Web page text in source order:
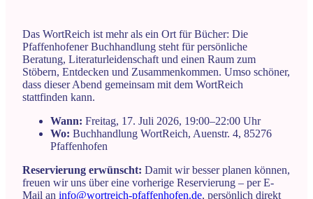
Das WortReich ist mehr als ein Ort für Bücher: Die
Pfaffenhofener Buchhandlung steht für persönliche
Beratung, Literaturleidenschaft und einen Raum zum
Stöbern, Entdecken und Zusammenkommen. Umso schöner,
dass dieser Abend gemeinsam mit dem WortReich
stattfinden kann.
Wann: Freitag, 17. Juli 2026, 19:00–22:00 Uhr
Wo: Buchhandlung WortReich, Auenstr. 4, 85276
Pfaffenhofen
Reservierung erwünscht: Damit wir besser planen können,
freuen wir uns über eine vorherige Reservierung – per E-
Mail an info@wortreich-pfaffenhofen.de, persönlich direkt